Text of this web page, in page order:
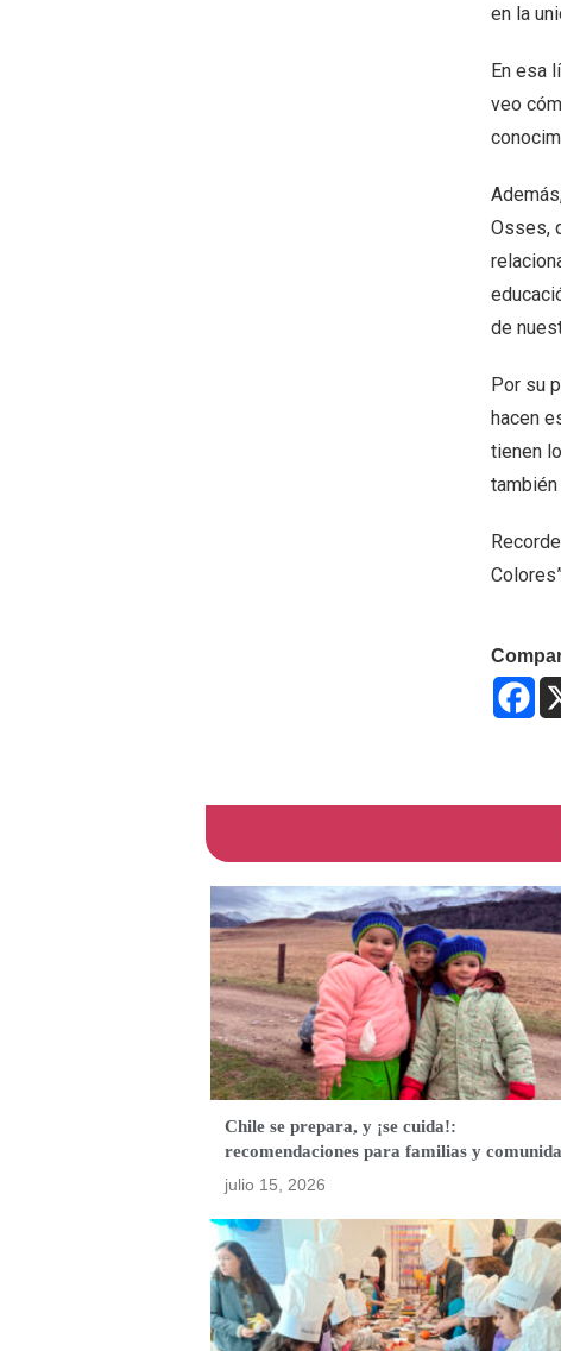
en la
En esa
veo
Osses,
de
Por su
hacen
tienen
también
Chile se prepara, y ¡se cuida!:
recomendaciones para familias y
julio 15, 2026